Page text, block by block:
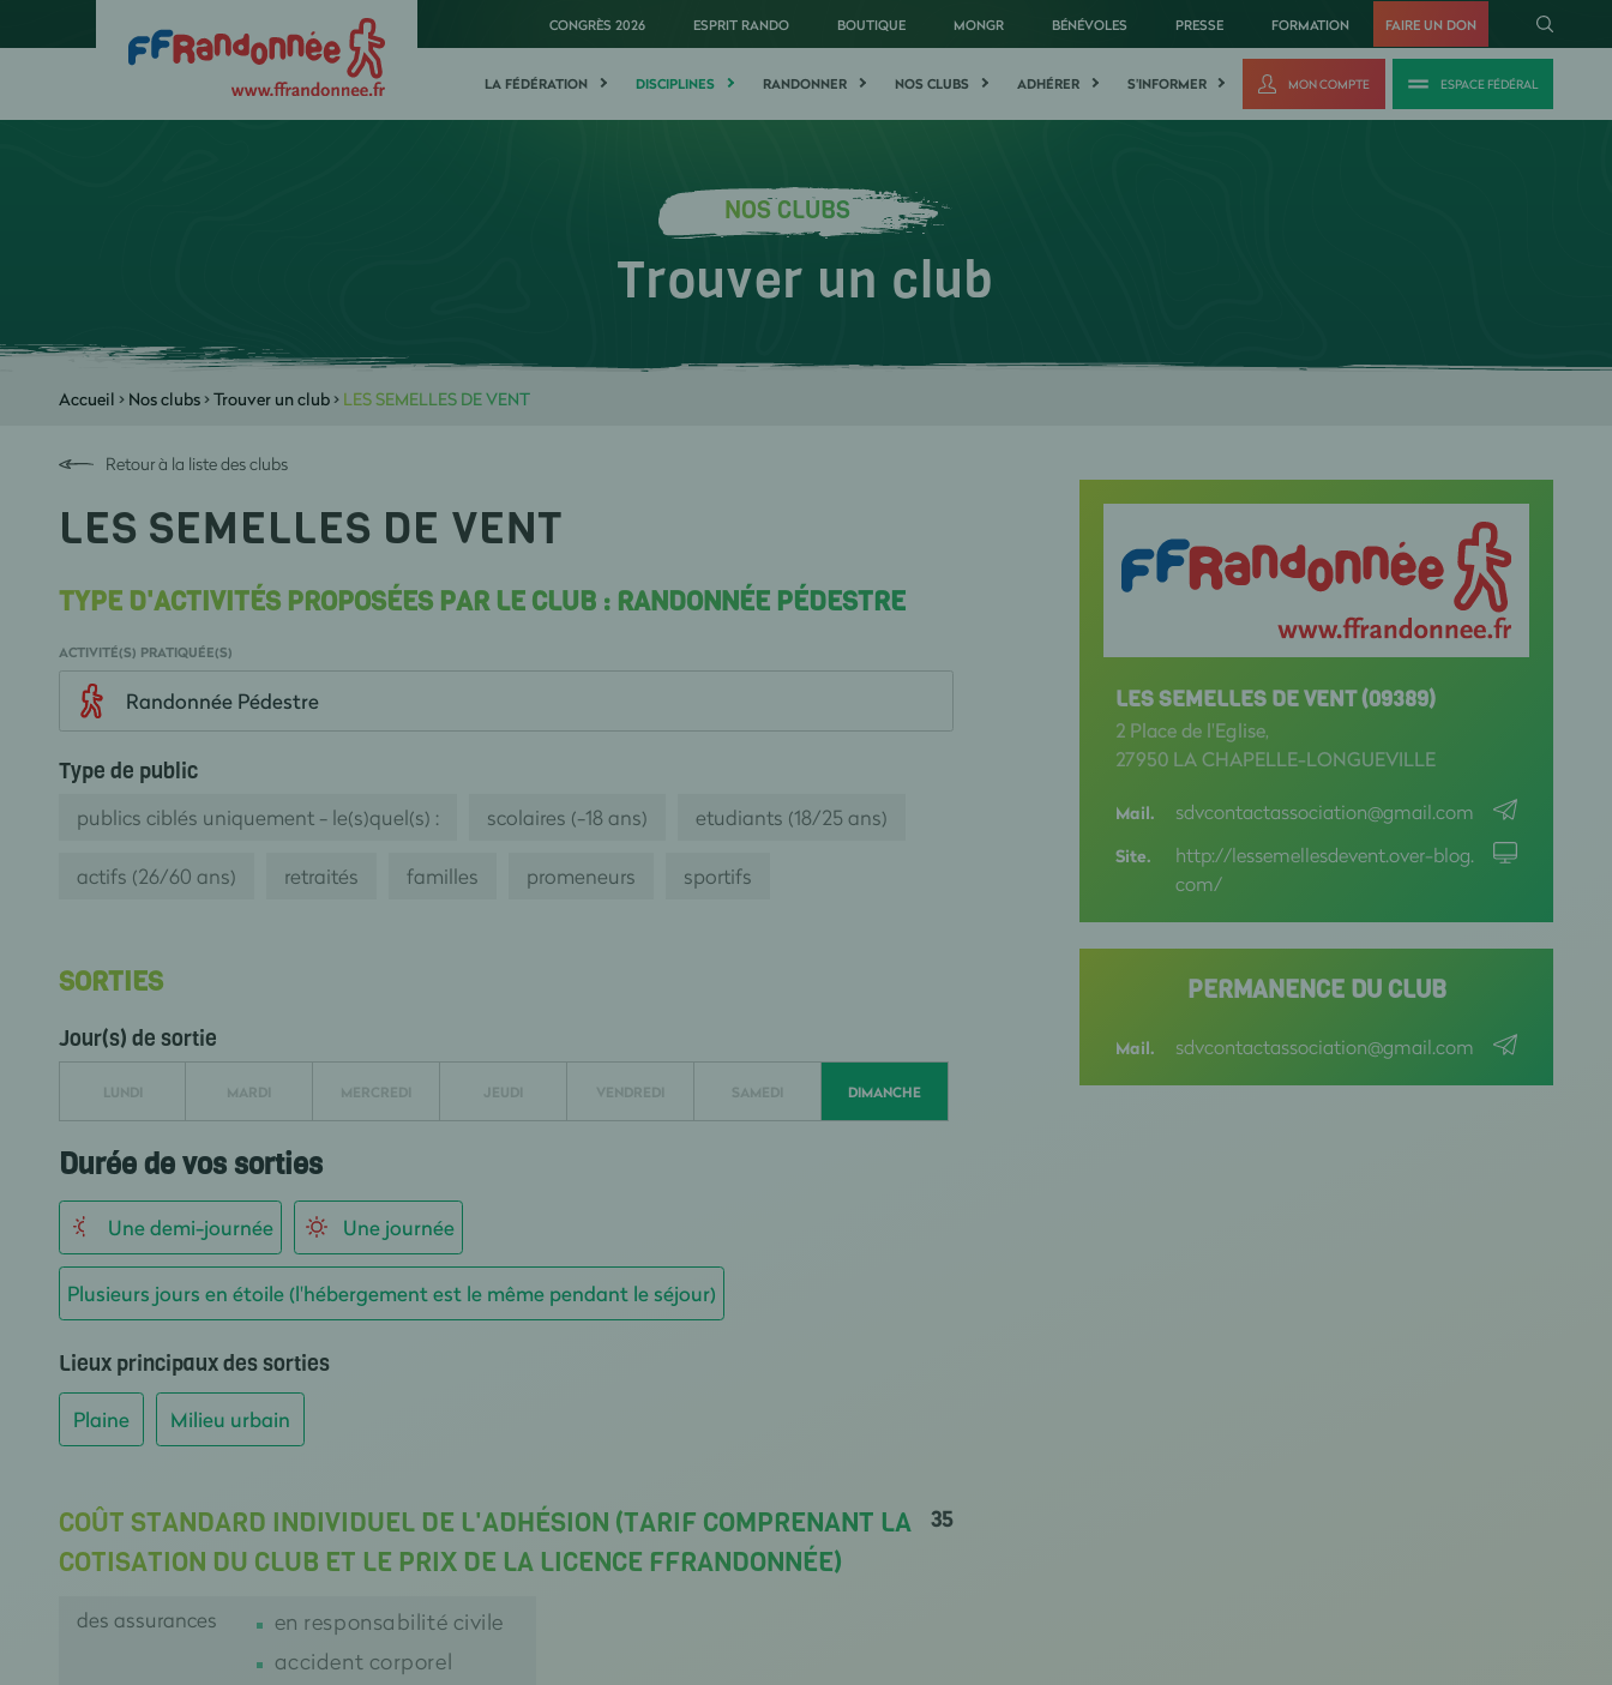
CONGRÈS 2026 ESPRIT RANDO BOUTIQUE MONGR BÉNÉVOLES PRESSE FORMATION FAIRE UN DON
LA FÉDÉRATION DISCIPLINES RANDONNER NOS CLUBS ADHÉRER S'INFORMER MON COMPTE ESPACE FÉDÉRAL
NOS CLUBS
Trouver un club
Accueil > Nos clubs>Trouver un club> LES SEMELLES DE VENT
Retour à la liste des clubs
LES SEMELLES DE VENT
TYPE D'ACTIVITÉS PROPOSÉES PAR LE CLUB : RANDONNÉE PÉDESTRE
ACTIVITÉ(S) PRATIQUÉE(S)
Randonnée Pédestre
Type de public
publics ciblés uniquement - le(s)quel(s) : scolaires (-18 ans) etudiants (18/25 ans)
actifs (26/60 ans) retraités familles promeneurs sportifs
SORTIES
Jour(s) de sortie
LUNDI MARDI MERCREDI JEUDI VENDREDI SAMEDI DIMANCHE
Durée de vos sorties
Une demi-journée Une journée
Plusieurs jours en étoile (l'hébergement est le même pendant le séjour)
Lieux principaux des sorties
Plaine Milieu urbain
COÛT STANDARD INDIVIDUEL DE L'ADHÉSION (TARIF COMPRENANT LA
COTISATION DU CLUB ET LE PRIX DE LA LICENCE FFRANDONNÉE)
35
des assurances
en responsabilité civile
accident corporel
LES SEMELLES DE VENT (09389)
2 Place de l'Eglise,
27950 LA CHAPELLE-LONGUEVILLE
Mail. sdvcontactassociation@gmail.com
Site.
http://lessemellesdevent.over-blog.
com/
PERMANENCE DU CLUB
Mail. sdvcontactassociation@gmail.com